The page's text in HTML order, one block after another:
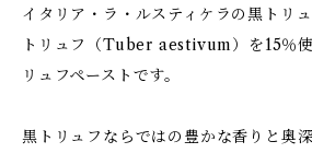
イタリア・ラ・ルスティケラの黒トリ
トリュフ（Tuber aestivum）を15％
リュフペーストです。
黒トリュフならではの豊かな香りと奥